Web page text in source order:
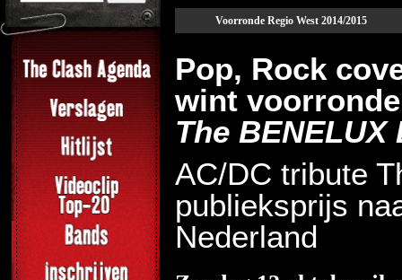
Voorronde Regio West 2014/2015
Pop, Rock
wint
The
AC/DC tribute
publieksprijs
Nederland